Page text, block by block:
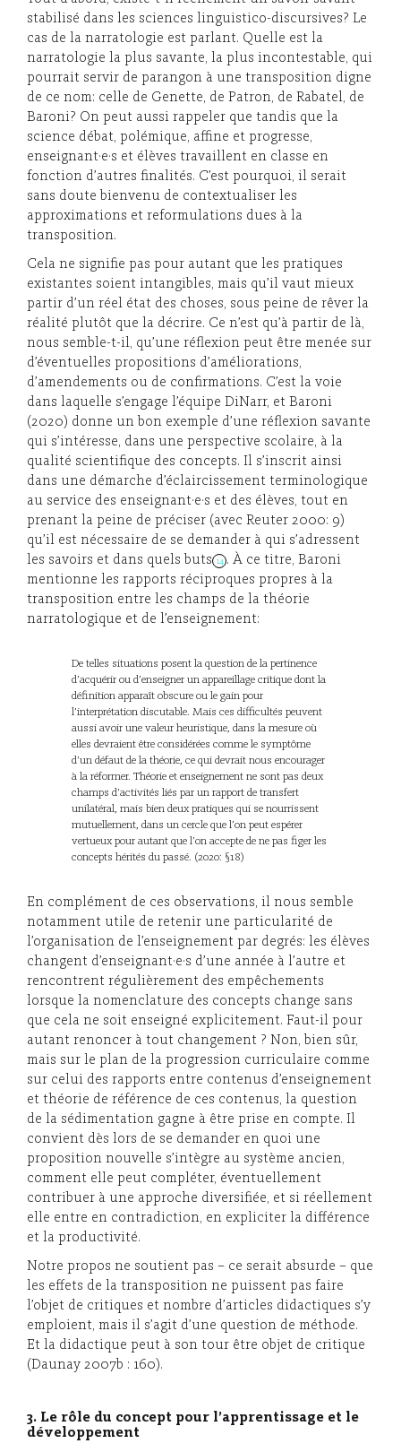
stabilisé dans les sciences linguistico-discursives? Le
cas de la narratologie est parlant. Quelle est la
narratologie la plus savante, la plus incontestable, qui
pourrait servir de parangon à une transposition digne
de ce nom: celle de Genette, de Patron, de Rabatel, de
Baroni? On peut aussi rappeler que tandis que la
science débat, polémique, affine et progresse,
enseignant·e·s et élèves travaillent en classe en
fonction d’autres finalités. C’est pourquoi, il serait
sans doute bienvenu de contextualiser les
approximations et reformulations dues à la
transposition.
Cela ne signifie pas pour autant que les pratiques
existantes soient intangibles, mais qu’il vaut mieux
partir d’un réel état des choses, sous peine de rêver la
réalité plutôt que la décrire. Ce n’est qu’à partir de là,
nous semble-t-il, qu’une réflexion peut être menée sur
d’éventuelles propositions d’améliorations,
d’amendements ou de confirmations. C’est la voie
dans laquelle s’engage l’équipe DiNarr, et Baroni
(2020) donne un bon exemple d’une réflexion savante
qui s’intéresse, dans une perspective scolaire, à la
qualité scientifique des concepts. Il s’inscrit ainsi
dans une démarche d’éclaircissement terminologique
au service des enseignant·e·s et des élèves, tout en
prenant la peine de préciser (avec Reuter 2000: 9)
qu’il est nécessaire de se demander à qui s’adressent
les savoirs et dans quels buts 14 . À ce titre, Baroni
mentionne les rapports réciproques propres à la
transposition entre les champs de la théorie
narratologique et de l’enseignement:
De telles situations posent la question de la pertinence
d’acquérir ou d’enseigner un appareillage critique dont la
définition apparaît obscure ou le gain pour
l’interprétation discutable. Mais ces difficultés peuvent
aussi avoir une valeur heuristique, dans la mesure où
elles devraient être considérées comme le symptôme
d’un défaut de la théorie, ce qui devrait nous encourager
à la réformer. Théorie et enseignement ne sont pas deux
champs d’activités liés par un rapport de transfert
unilatéral, mais bien deux pratiques qui se nourrissent
mutuellement, dans un cercle que l’on peut espérer
vertueux pour autant que l’on accepte de ne pas figer les
concepts hérités du passé. (2020: §18)
En complément de ces observations, il nous semble
notamment utile de retenir une particularité de
l’organisation de l’enseignement par degrés: les élèves
changent d’enseignant·e·s d’une année à l’autre et
rencontrent régulièrement des empêchements
lorsque la nomenclature des concepts change sans
que cela ne soit enseigné explicitement. Faut-il pour
autant renoncer à tout changement ? Non, bien sûr,
mais sur le plan de la progression curriculaire comme
sur celui des rapports entre contenus d’enseignement
et théorie de référence de ces contenus, la question
de la sédimentation gagne à être prise en compte. Il
convient dès lors de se demander en quoi une
proposition nouvelle s’intègre au système ancien,
comment elle peut compléter, éventuellement
contribuer à une approche diversifiée, et si réellement
elle entre en contradiction, en expliciter la différence
et la productivité.
Notre propos ne soutient pas – ce serait absurde – que
les effets de la transposition ne puissent pas faire
l’objet de critiques et nombre d’articles didactiques s’y
emploient, mais il s’agit d’une question de méthode.
Et la didactique peut à son tour être objet de critique
(Daunay 2007b : 160).
3. Le rôle du concept pour l’apprentissage et le
développement